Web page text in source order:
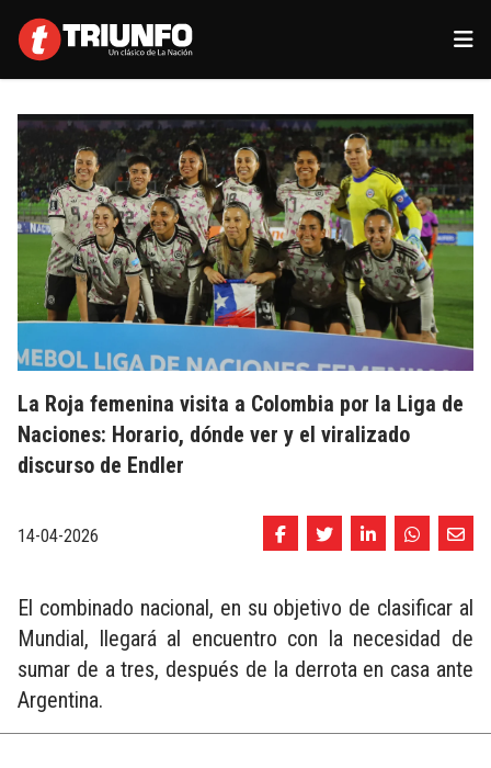
La Roja femenina visita a Colombia por la Liga de
Naciones: Horario, dónde ver y el viralizado
discurso de Endler
14-04-2026
El combinado nacional, en su objetivo de clasificar al
Mundial, llegará al encuentro con la necesidad de
sumar de a tres, después de la derrota en casa ante
Argentina.